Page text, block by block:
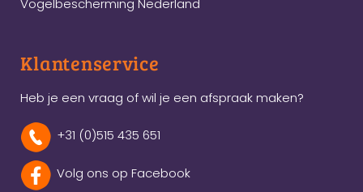
Vogelbescherming Nederland
Klantenservice
Heb je een vraag of wil je een afspraak maken?
+31 (0)515 435 651
Volg ons op Facebook